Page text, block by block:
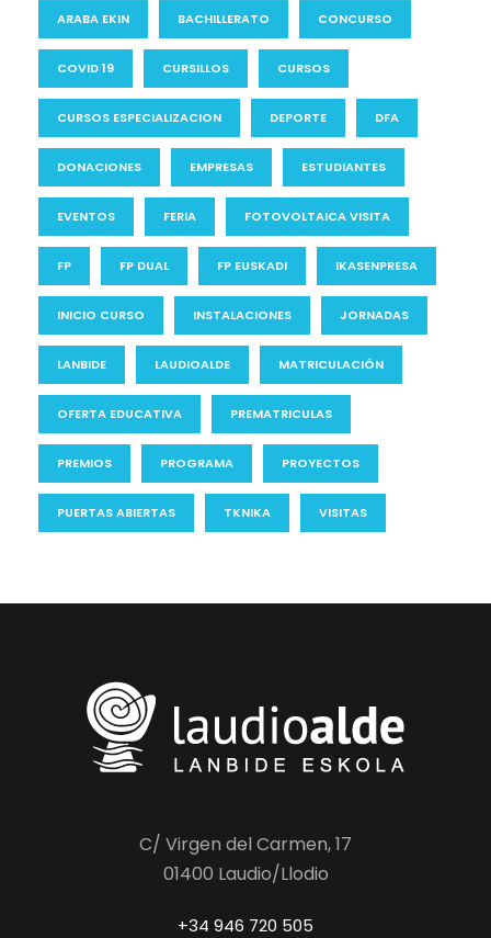
ARABA EKIN BACHILLERATO CONCURSO
COVID 19 CURSILLOS CURSOS
CURSOS ESPECIALIZACION DEPORTE DFA
DONACIONES EMPRESAS ESTUDIANTES
EVENTOS FERIA FOTOVOLTAICA VISITA
FP FP DUAL FP EUSKADI IKASENPRESA
INICIO CURSO INSTALACIONES JORNADAS
LANBIDE LAUDIOALDE MATRICULACIÓN
OFERTA EDUCATIVA PREMATRICULAS
PREMIOS PROGRAMA PROYECTOS
PUERTAS ABIERTAS TKNIKA VISITAS
C/ Virgen del Carmen, 17
01400 Laudio/Llodio
+34 946 720 505